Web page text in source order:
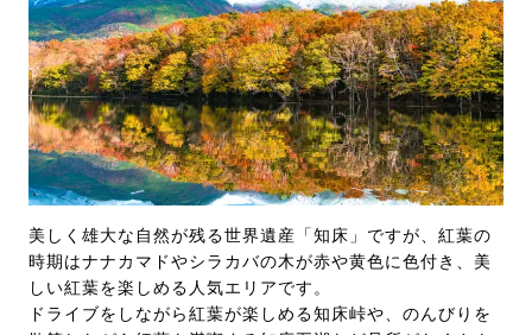
美しく雄大な自然が残る世界遺産「知床」ですが、紅葉の
時期はナナカマドやシラカバの木が赤や黄色に色付き、美
しい紅葉を楽しめる人気エリアです。
ドライブをしながら紅葉が楽しめる知床峠や、のんびりを